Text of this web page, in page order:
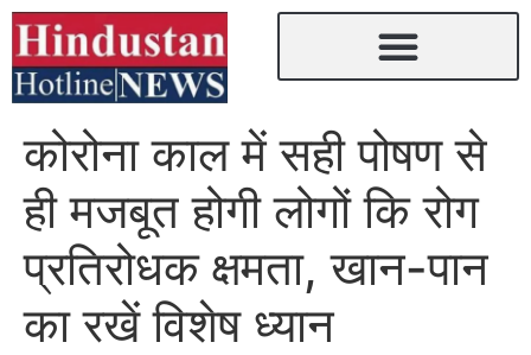
कोरोना काल में सही पोषण से
ही मजबूत होगी लोगों कि रोग
प्रतिरोधक क्षमता, खान-पान
का रखें विशेष ध्यान